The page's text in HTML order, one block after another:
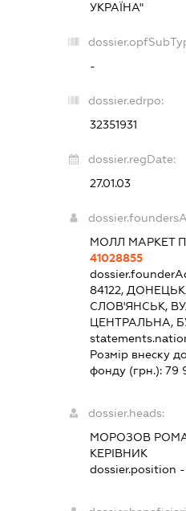
УКРАЇНА"
-
dossier.edrpo:
32351931
dossier.regDate:
27.01.03
МОЛЛ МАРКЕТ
41028855
84122,
СЛОВ'ЯНСЬК,
ЦЕНТРАЛЬНА,
Розмір внеску
фонду (грн.): 79
dossier.heads:
МОРОЗОВ
КЕРІВНИК
dossier.position -